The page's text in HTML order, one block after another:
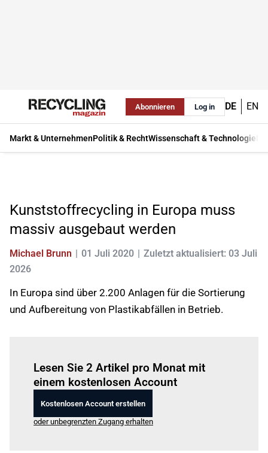
Abonnieren Log in DE EN
Markt & UnternehmenPolitik & RechtWissenschaft & Technologie
Kunststoffrecycling in Europa muss
massiv ausgebaut werden
Michael Brunn 01 Juli 2020
Zuletzt aktualisiert: 03 Juli
2026
In Europa sind über 2.200 Anlagen für die Sortierung
und Aufbereitung von Plastikabfällen in Betrieb.
Lesen Sie 2 Artikel pro Monat mit
einem kostenlosen Account
Kostenlosen Account erstellen
oder unbegrenzten Zugang erhalten